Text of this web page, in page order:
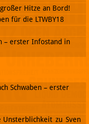
Hitze an Bord!
für die LTWBY18
– erster Infostand in
Schwaben – erster
Unsterblichkeit zu Sven